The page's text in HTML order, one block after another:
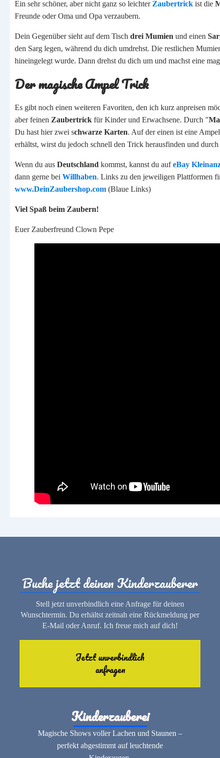
Ein sehr schöner, aber nicht ganz so leichter Zaubertrick ist die
Freunde oder Oma und Opa verzaubern.
Dein Gegenüber sieht auf dem Tisch drei Mumien und einen
den Sarg legen, während du dich umdrehst. Die restlichen
hineingelegt wurde. Dann drehst du dich um und machst eine
Der magische Ampel Trick
Es gibt noch einen weiteren Favoriten, den ich kurz anpreisen
aber feinen Zaubertrick für Kinder und Erwachsene. Durch "
Du hast hier zwei schwarze Karten. Auf der einen ist eine
erhältst, wirst du jedoch schnell den Trick herausfinden und
Wenn du aus Deutschland kommst, kannst du aufeBay
dann gerne bei Willhaben. Links zu den jeweiligen Plattformen
www.DeinZaubershop.com (Blaue Links)
Viel Spaß beim Zaubern!
Euer Zauberfreund Clown Pepe
Buche jetzt deinen Kinderzauberer
Stell jetzt unverbindlich eine Anfrage für deinen
Wunschtermin. Du erhältst zeitnah eine Rückmeldung per
E-Mail oder Anruf. Ich freue mich auf dich!
Jetzt unverbindlich
anfragen
Kinderzauberei
Magische Shows voller Lachen und Staunen –
perfekt abgestimmt auf leuchtende